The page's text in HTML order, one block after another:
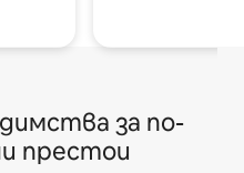
за по-
престои